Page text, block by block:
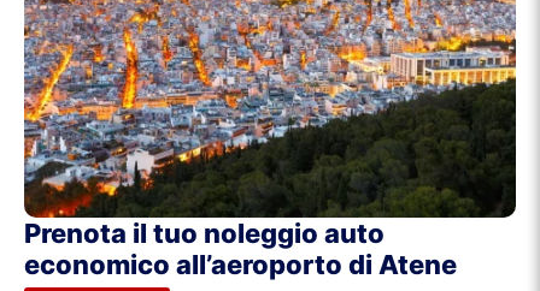
Prenota il tuo noleggio auto
economico all’aeroporto di Atene